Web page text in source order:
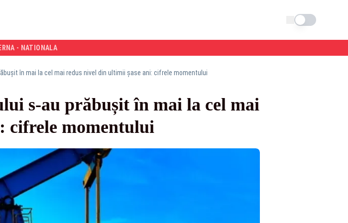
Schimba tema
- NATIONALA
în mai la cel mai redus nivel din ultimii șase ani: cifrele momentului
s-au prăbușit în mai la cel mai
cifrele momentului